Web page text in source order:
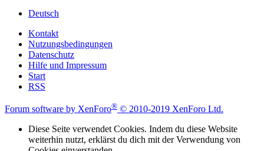
Deutsch
Kontakt
Nutzungsbedingungen
Datenschutz
Hilfe und Impressum
Start
RSS
Forum software by XenForo® © 2010-2019 XenForo Ltd.
Diese Seite verwendet Cookies. Indem du diese Website
weiterhin nutzt, erklärst du dich mit der Verwendung von